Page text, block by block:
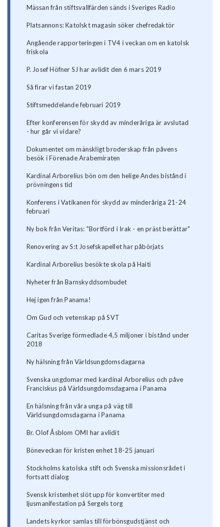
Mässan från stiftsvallfärden sänds i Sveriges Radio
Platsannons: Katolskt magasin söker chefredaktör
Angående rapporteringen i TV4 i veckan om en katolsk
friskola
P. Josef Höfner SJ har avlidit den 6 mars 2019
Så firar vi fastan 2019
Stiftsmeddelande februari 2019
Efter konferensen för skydd av minderåriga är avslutad
- hur går vi vidare?
Dokumentet om mänskligt broderskap från påvens
besök i Förenade Arabemiraten
Kardinal Arborelius bön om den helige Andes bistånd i
prövningens tid
Konferens i Vatikanen för skydd av minderåriga 21-24
februari
Ny bok från Veritas: "Bortförd i Irak - en präst berättar"
Renovering av S:t Josefskapellet har påbörjats
Kardinal Arborelius besökte skola på Haiti
Nyheter från Barnskyddsombudet
Hej igen från Panama!
Om Gud och vetenskap på SVT
Caritas Sverige förmedlade 4,5 miljoner i bistånd under
2018
Ny hälsning från Världsungdomsdagarna
Svenska ungdomar med kardinal Arborelius och påve
Franciskus på Världsungdomsdagarna i Panama
En hälsning från våra unga på väg till
Världsungdomsdagarna i Panama
Br. Olof Åsblom OMI har avlidit
Böneveckan för kristen enhet 18-25 januari
Stockholms katolska stift och Svenska missionsrådet i
fortsatt dialog
Svensk kristenhet slöt upp för konvertiter med
ljusmanifestation på Sergels torg
Landets kyrkor samlas till förbönsgudstjänst och